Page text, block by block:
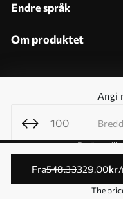
Angi
fra548.33329.00kr/
The
Endre språk
Om produktet
Om selskapet
Rediger
© 2011-2026 Uwalls .
KLW Sp. z